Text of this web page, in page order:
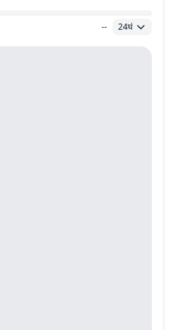
-- 24घं